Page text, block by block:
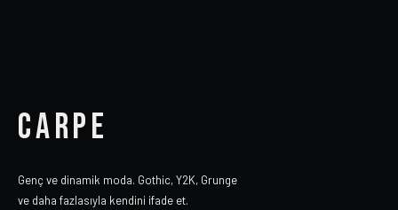
CARPE
Genç ve dinamik moda. Gothic, Y2K, Grunge
ve daha fazlasıyla kendini ifade et.